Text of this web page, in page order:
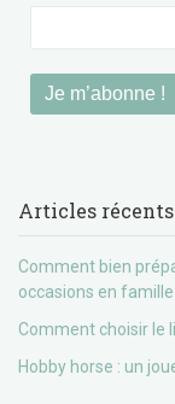
Articles récents
Comment bien
occasions en famille
Comment choisir le
Hobby horse : un